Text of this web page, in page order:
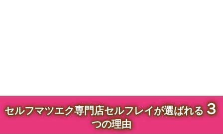
セルフマツエク専門店セルフレイが選ばれる３
つの理由